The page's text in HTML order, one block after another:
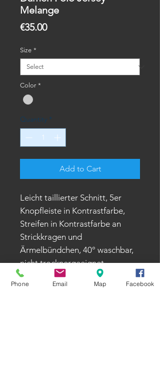
Melange
€35.00Price
Size *
Color *
Quantity *
Add to Cart
Leicht taillierter Schnitt, 5er
Knopfleiste in Kontrastfarbe,
Streifen in Kontrastfarbe an
Strickkragen und
Ärmelbündchen, 40° waschbar,
nicht trocknergeeignet
Phone Email Map Facebook